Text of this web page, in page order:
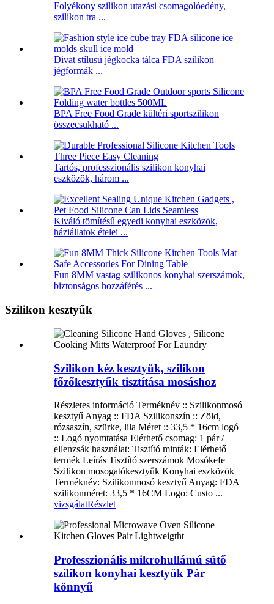
Folyékony szilikon utazási csomagolóedény,
szilikon tra ...
Divat stílusú jégkocka tálca FDA szilikon
jégformák ...
BPA Free Food Grade kültéri sportszilikon
összecsukható ...
Tartós, professzionális szilikon konyhai
eszközök, három ...
Kiváló tömítésű egyedi konyhai eszközök,
háziállatok ételei ...
Fun 8MM vastag szilikonos konyhai szerszámok,
biztonságos hozzáférés ...
Szilikon kesztyűk
Szilikon kéz kesztyűk, szilikon
főzőkesztyűk tisztítása mosáshoz
Részletes információ Terméknév :: Szilikonmosó
kesztyű Anyag :: FDA Szilikonszín :: Zöld,
rózsaszín, szürke, lila Méret :: 33,5 * 16cm logó
:: Logó nyomtatása Elérhető csomag: 1 pár /
ellenzsák használat: Tisztító minták: Elérhető
termék Leírás Tisztító szerszámok Mosókefe
Szilikon mosogatókesztyűk Konyhai eszközök
Terméknév: Szilikonmosó kesztyű Anyag: FDA
szilikonméret: 33,5 * 16CM Logo: Custo ...
vizsgálatRészlet
Professzionális mikrohullámú sütő
szilikon konyhai kesztyűk Pár
könnyű